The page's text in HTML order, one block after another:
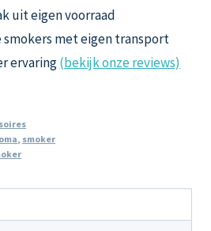
uit eigen voorraad
smokers met eigen transport
ervaring(bekijk onze reviews)
, smoker